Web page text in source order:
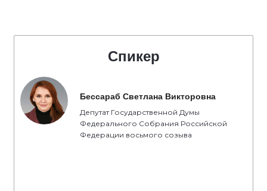
Спикер
Бессараб Светлана Викторовна
Депутат Государственной Думы
Федерального Собрания Российской
Федерации восьмого созыва